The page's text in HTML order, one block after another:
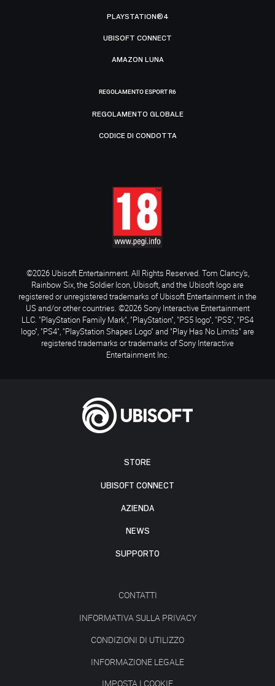
STORE
UBISOFT CONNECT
AZIENDA
NEWS
SUPPORTO
CONTATTI
INFORMATIVA SULLA PRIVACY
CONDIZIONI DI UTILIZZO
INFORMAZIONE LEGALE
IMPOSTA I COOKIE
PLAYSTATION®4
UBISOFT CONNECT
AMAZON LUNA
REGOLAMENTO ESPORT R6
REGOLAMENTO GLOBALE
CODICE DI CONDOTTA
©2026 Ubisoft Entertainment. All Rights Reserved. Tom Clancy’s,
Rainbow Six, the Soldier Icon, Ubisoft, and the Ubisoft logo are
registered or unregistered trademarks of Ubisoft Entertainment in the
US and/or other countries. ©2026 Sony Interactive Entertainment
LLC. "PlayStation Family Mark", "PlayStation", "PS5 logo", "PS5", "PS4
logo", "PS4", "PlayStation Shapes Logo" and "Play Has No Limits" are
registered trademarks or trademarks of Sony Interactive
Entertainment Inc.